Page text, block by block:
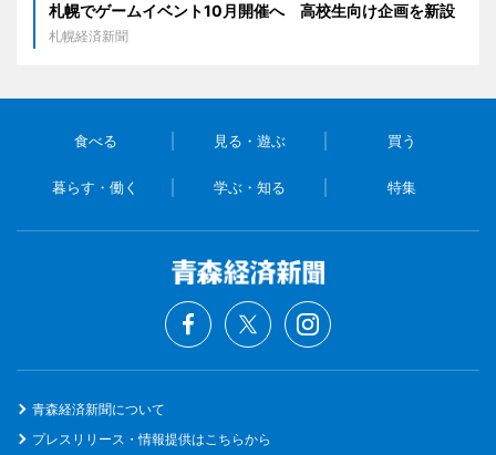
札幌でゲームイベント10月開催へ 高校生向け企画を新設
札幌経済新聞
食べる 見る・遊ぶ 買う
暮らす・働く 学ぶ・知る 特集
青森経済新聞について
プレスリリース・情報提供はこちらから